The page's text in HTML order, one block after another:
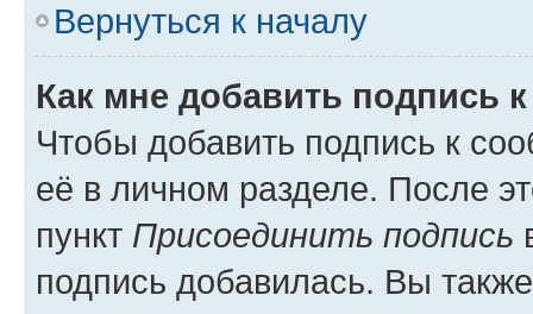
Вернуться к началу
Как мне добавить подпись
Чтобы добавить подпись к
её в личном разделе. После
пункт Присоединить подпись
подпись добавилась. Вы